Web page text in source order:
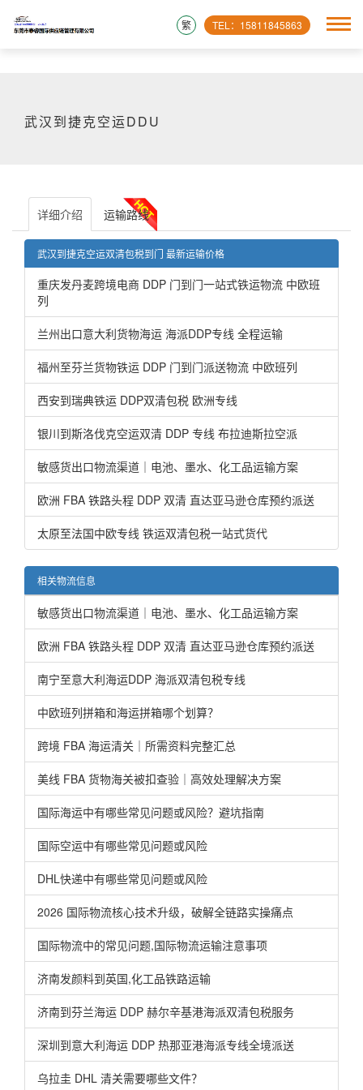
TEL：15811845863
繁
武汉到捷克空运DDU
详细介绍 运输路线
武汉到捷克空运双清包税到门 最新运输价格
重庆发丹麦跨境电商 DDP 门到门一站式铁运物流 中欧班
列
兰州出口意大利货物海运 海派DDP专线 全程运输
福州至芬兰货物铁运 DDP 门到门派送物流 中欧班列
西安到瑞典铁运 DDP双清包税 欧洲专线
银川到斯洛伐克空运双清 DDP 专线 布拉迪斯拉空派
敏感货出口物流渠道｜电池、墨水、化工品运输方案
欧洲 FBA 铁路头程 DDP 双清 直达亚马逊仓库预约派送
太原至法国中欧专线 铁运双清包税一站式货代
相关物流信息
敏感货出口物流渠道｜电池、墨水、化工品运输方案
欧洲 FBA 铁路头程 DDP 双清 直达亚马逊仓库预约派送
南宁至意大利海运DDP 海派双清包税专线
中欧班列拼箱和海运拼箱哪个划算？
跨境 FBA 海运清关｜所需资料完整汇总
美线 FBA 货物海关被扣查验｜高效处理解决方案
国际海运中有哪些常见问题或风险？避坑指南
国际空运中有哪些常见问题或风险
DHL快递中有哪些常见问题或风险
2026 国际物流核心技术升级，破解全链路实操痛点
国际物流中的常见问题,国际物流运输注意事项
济南发颜料到英国,化工品铁路运输
济南到芬兰海运 DDP 赫尔辛基港海派双清包税服务
深圳到意大利海运 DDP 热那亚港海派专线全境派送
乌拉圭 DHL 清关需要哪些文件？